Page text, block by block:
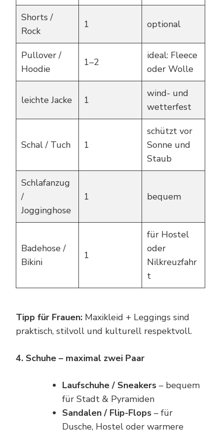
Shorts /
Rock
1 optional
Pullover /
Hoodie
1–2
ideal: Fleece
oder Wolle
leichte Jacke 1
wind- und
wetterfest
Schal / Tuch 1
schützt vor
Sonne und
Staub
Schlafanzug
/
Jogginghose
1 bequem
Badehose /
Bikini
1
für Hostel
oder
Nilkreuzfahr
t
Tipp für Frauen: Maxikleid + Leggings sind
praktisch, stilvoll und kulturell respektvoll.
4. Schuhe – maximal zwei Paar
Laufschuhe / Sneakers – bequem
für Stadt & Pyramiden
Sandalen / Flip-Flops – für
Dusche, Hostel oder warmere